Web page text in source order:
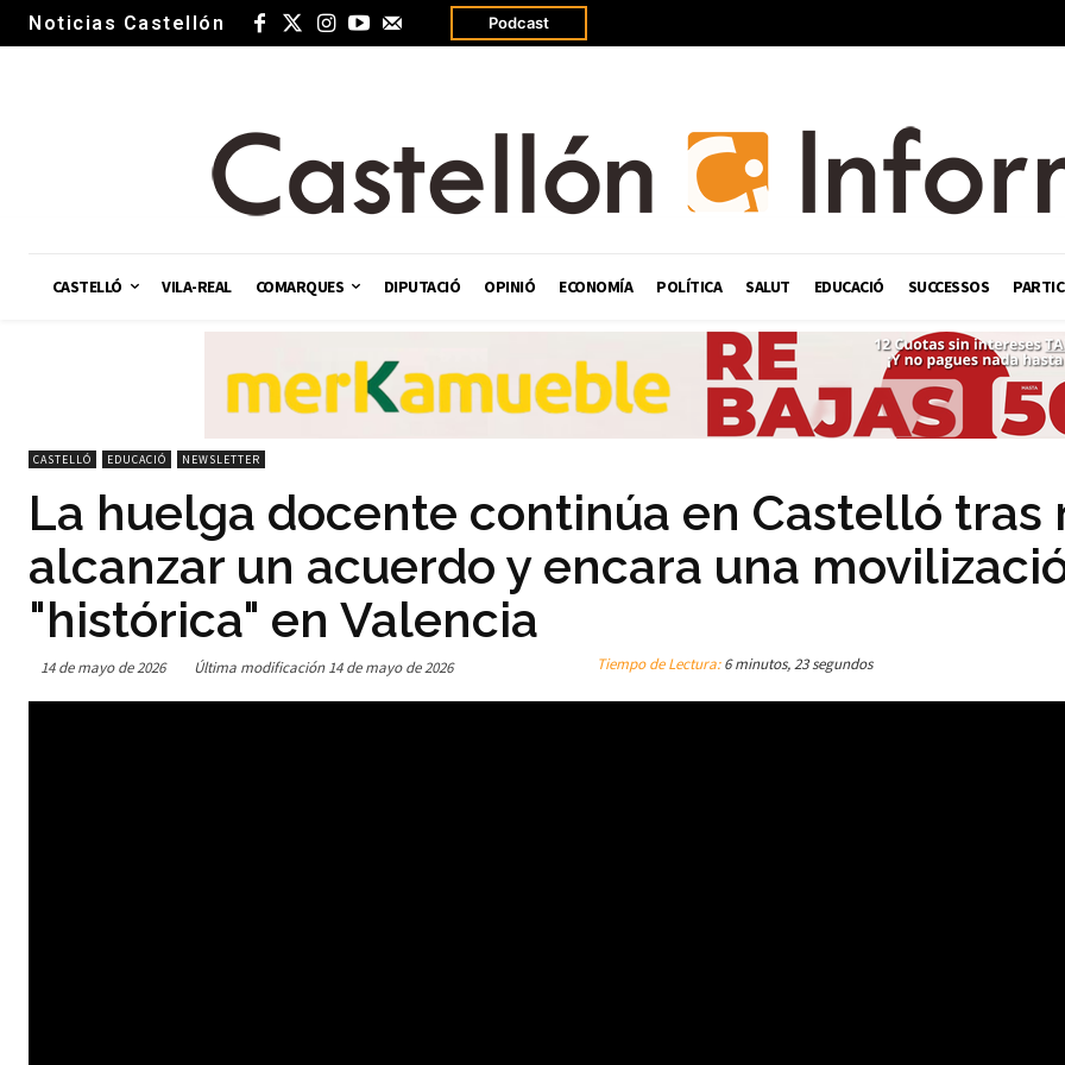
Noticias Castellón Podcast
CASTELLÓ VILA-REAL COMARQUES DIPUTACIÓ OPINIÓ ECONOMÍA POLÍTICA SALUT EDUCACIÓ SUCCESSOS
CASTELLÓ EDUCACIÓ NEWSLETTER
La huelga docente continúa en Castelló tras
alcanzar un acuerdo y encara una
"histórica" en Valencia
14 de mayo de 2026 Última modificación 14 de mayo de 2026 Tiempo de Lectura:6 minutos, 23 segundos